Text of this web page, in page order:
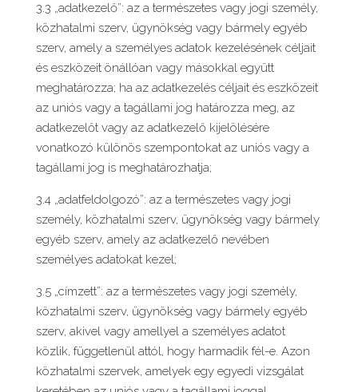
3.3 „adatkezelő”: az a természetes vagy jogi személy,
közhatalmi szerv, ügynökség vagy bármely egyéb
szerv, amely a személyes adatok kezelésének céljait
és eszközeit önállóan vagy másokkal együtt
meghatározza; ha az adatkezelés céljait és eszközeit
az uniós vagy a tagállami jog határozza meg, az
adatkezelőt vagy az adatkezelő kijelölésére
vonatkozó különös szempontokat az uniós vagy a
tagállami jog is meghatározhatja;
3.4 „adatfeldolgozó”: az a természetes vagy jogi
személy, közhatalmi szerv, ügynökség vagy bármely
egyéb szerv, amely az adatkezelő nevében
személyes adatokat kezel;
3.5 „címzett”: az a természetes vagy jogi személy,
közhatalmi szerv, ügynökség vagy bármely egyéb
szerv, akivel vagy amellyel a személyes adatot
közlik, függetlenül attól, hogy harmadik fél-e. Azon
közhatalmi szervek, amelyek egy egyedi vizsgálat